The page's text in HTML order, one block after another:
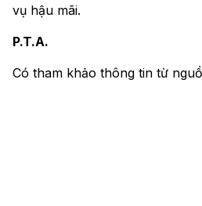
vụ hậu mãi.
P.T.A.
Có tham khảo thông tin từ